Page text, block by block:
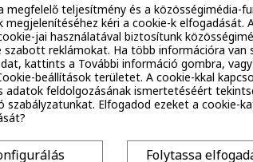
Esters Diheptyl Succinate
Alcohol
Alcohol
Seed Extract
megfelelő teljesítmény és a közösségimédia-
megjelenítéséhez kéri a cookie-k elfogadását.
jai használatával biztosítunk
szabott reklámokat. Ha több információra van
kattints a További információ gombra,
beállítások területet. A cookie-kkal
adatok feldolgozásának ismertetéséért
szabályzatunkat. Elfogadod ezeket a cookie-
Folytassa